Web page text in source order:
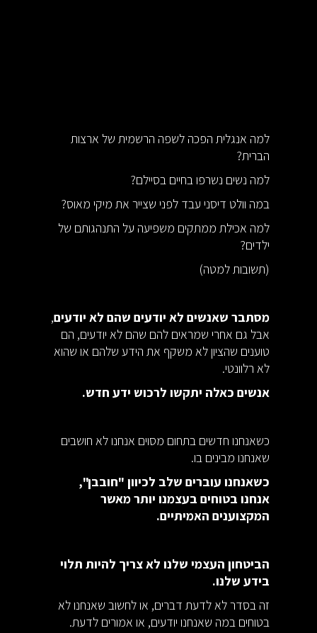
למה אנגלית הפכה לשפה הרשמית של ארצות
הברית?
למה נשים נשרפו בחיים בסיילם?
במה וולט דיסני עבד לפני שצייר את מיקי מאוס?
למה אכילת ממתקים משפיעה על התנהגותם של
ילדים?
(תשובות למטה)
מסתבר שאנשים לא יודעים שהם לא יודעים,
אבל גם אחרי שמראים להם שהם לא יודעים, הם
טוענים שהציון לא משקף את הידע שלהם או שהוא
לא רלוונטי.
אנשים כאלה יתקשו לרכוש ידע חדש.
כשאנחנו חדשים בתחום מסוים אנחנו לא חושבים
שאנחנו מבינים בו.
כשאנחנו עוברים שלב לכיוון "חובבן",
אנחנו בטוחים בעצמנו יותר מאשר
המקצוענים האמיתיים.
הביטחון העצמי שלנו לא צריך להיות תלוי
בידע שלנו.
זה בסדר לא לדעת דברים, או לחשוב שאנחנו לא
בטוחים במה שאנחנו יודעים, או אמורים לדעת.